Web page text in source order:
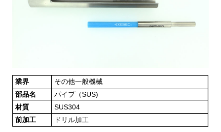
業界
その他一般機械
部品名
パイプ（SUS)
材質
SUS304
前加工
ドリル加工